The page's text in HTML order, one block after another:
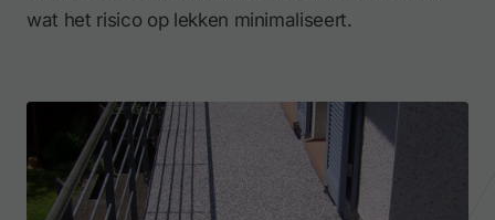
wat het risico op lekken minimaliseert.